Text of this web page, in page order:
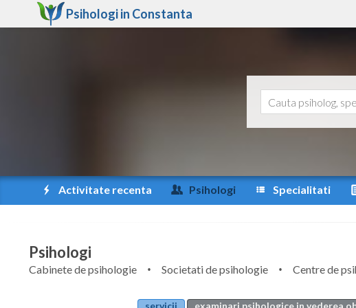
Psihologi in Constanta
Activitate recenta Psihologi Specialitati
Psihologi
Cabinete de psihologie Societati de psihologie Centre de
servicii
examinari psihologice in vederea